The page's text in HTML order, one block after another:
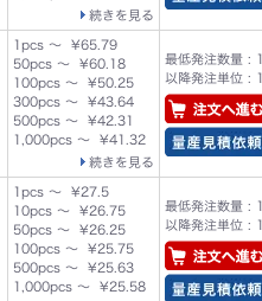
続きを見る
1pcs ～ ¥65.79
50pcs ～ ¥60.18
100pcs ～ ¥50.25
300pcs ～ ¥43.64
500pcs ～ ¥42.31
1,000pcs ～ ¥41.32
続きを見る
最低発注数量 : 1
以降発注単位 : 1
1pcs ～ ¥27.5
10pcs ～ ¥26.75
50pcs ～ ¥26.25
100pcs ～ ¥25.75
500pcs ～ ¥25.63
1,000pcs ～ ¥25.58
最低発注数量 : 1
以降発注単位 : 1